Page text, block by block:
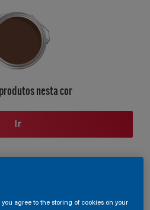
nesta cor
Ir
de cores
you agree to the storing of cookies on your